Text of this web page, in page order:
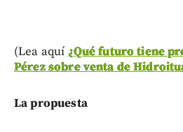
(Lea aquí ¿Qué futuro tiene
Pérez sobre venta de
La propuesta